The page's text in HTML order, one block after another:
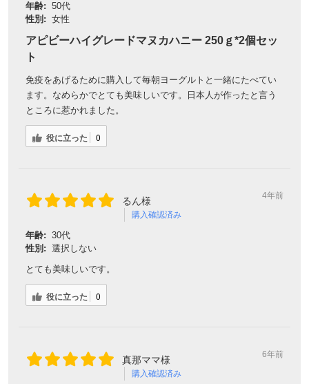
年齢: 50代
性別: 女性
アピビーハイグレードマヌカハニー 250ｇ*2個セッ
ト
免疫をあげるために購入して毎朝ヨーグルトと一緒にたべてい
ます。なめらかでとても美味しいです。日本人が作ったと言う
ところに惹かれました。
役に立った 0
るん様
購入確認済み
4年前
年齢: 30代
性別: 選択しない
とても美味しいです。
役に立った 0
真那ママ様
購入確認済み
6年前